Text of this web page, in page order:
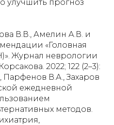
В.В., Амелин А.В. и
«Головная
Журнал неврологии
2022; 122 (2–3):
Парфенов В.А., Захаров
ежедневной
методов.